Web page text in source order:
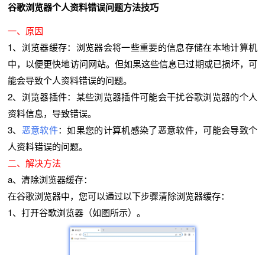
谷歌浏览器个人资料错误问题方法技巧
一、原因
1、浏览器缓存：浏览器会将一些重要的信息存储在本地计算机
中，以便更快地访问网站。但如果这些信息已过期或已损坏，可
能会导致个人资料错误的问题。
2、浏览器插件：某些浏览器插件可能会干扰谷歌浏览器的个人
资料信息，导致错误。
3、 恶意软件：如果您的计算机感染了恶意软件，可能会导致个
人资料错误的问题。
二、解决方法
a、清除浏览器缓存：
在谷歌浏览器中，您可以通过以下步骤清除浏览器缓存：
1、打开谷歌浏览器（如图所示）。